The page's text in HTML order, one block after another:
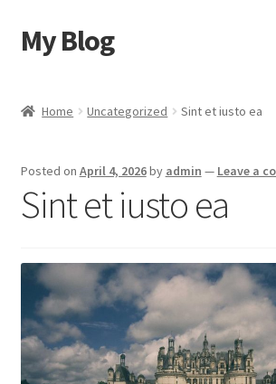
Skip
to
Skip
to
My Blog
Checkout
Sample Page
Shop
Home Uncategorized Sint et iusto ea
Posted on April 4, 2026by admin — Leave a
Sint et iusto ea